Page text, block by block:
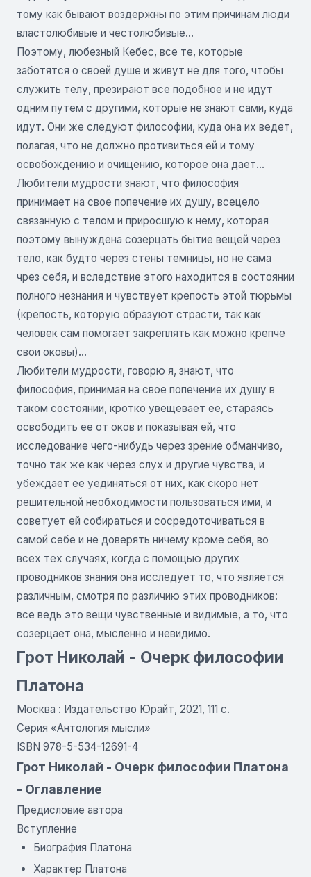
тому как бывают воздержны по этим причинам люди
властолюбивые и честолюбивые…
Поэтому, любезный Кебес, все те, которые
заботятся о своей душе и живут не для того, чтобы
служить телу, презирают все подобное и не идут
одним путем с другими, которые не знают сами, куда
идут. Они же следуют философии, куда она их ведет,
полагая, что не должно противиться ей и тому
освобождению и очищению, которое она дает…
Любители мудрости знают, что философия
принимает на свое попечение их душу, всецело
связанную с телом и приросшую к нему, которая
поэтому вынуждена созерцать бытие вещей через
тело, как будто через стены темницы, но не сама
чрез себя, и вследствие этого находится в состоянии
полного незнания и чувствует крепость этой тюрьмы
(крепость, которую образуют страсти, так как
человек сам помогает закреплять как можно крепче
свои оковы)…
Любители мудрости, говорю я, знают, что
философия, принимая на свое попечение их душу в
таком состоянии, кротко увещевает ее, стараясь
освободить ее от оков и показывая ей, что
исследование чего-нибудь через зрение обманчиво,
точно так же как через слух и другие чувства, и
убеждает ее уединяться от них, как скоро нет
решительной необходимости пользоваться ими, и
советует ей собираться и сосредоточиваться в
самой себе и не доверять ничему кроме себя, во
всех тех случаях, когда с помощью других
проводников знания она исследует то, что является
различным, смотря по различию этих проводников:
все ведь это вещи чувственные и видимые, а то, что
созерцает она, мысленно и невидимо.
Грот Николай - Очерк философии
Платона
Москва : Издательство Юрайт, 2021, 111 с.
Серия «Антология мысли»
ISBN 978-5-534-12691-4
Грот Николай - Очерк философии Платона
- Оглавление
Предисловие автора
Вступление
Биография Платона
Характер Платона